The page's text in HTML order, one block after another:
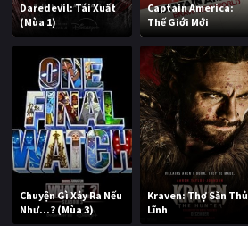
Daredevil: Tái Xuất
(Mùa 1)
Captain America:
Thế Giới Mới
Chuyện Gì Xảy Ra Nếu
Như...? (Mùa 3)
Kraven: Thợ Săn Thủ
Lĩnh